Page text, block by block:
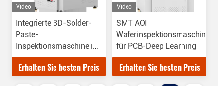
Video
Integrierte 3D-Solder-
Paste-
Inspektionsmaschine in
SMT AOI Optical
Erhalten Sie besten Preis
Video
SMT AOI
Waferinspektionsmaschine
für PCB-Deep Learning
Erhalten Sie besten Preis